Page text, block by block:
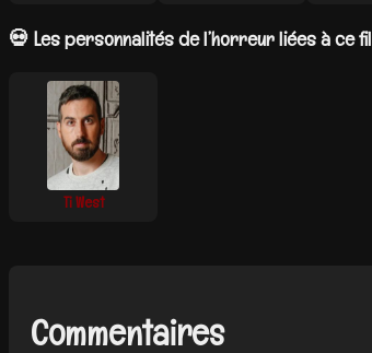
💀 Les personnalités de l’horreur liées à ce
Ti West
Commentaires